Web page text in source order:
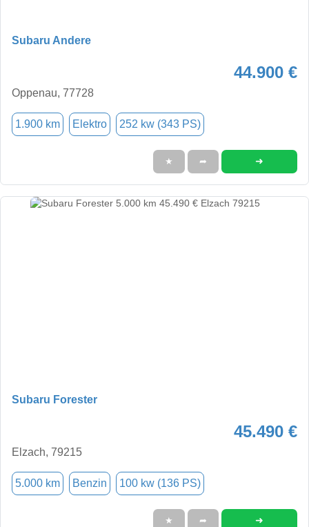
Subaru Andere
44.900 €
Oppenau, 77728
1.900 km Elektro 252 kw (343 PS)
★ ➦ ➜
Subaru Forester
45.490 €
Elzach, 79215
5.000 km Benzin 100 kw (136 PS)
★ ➦ ➜